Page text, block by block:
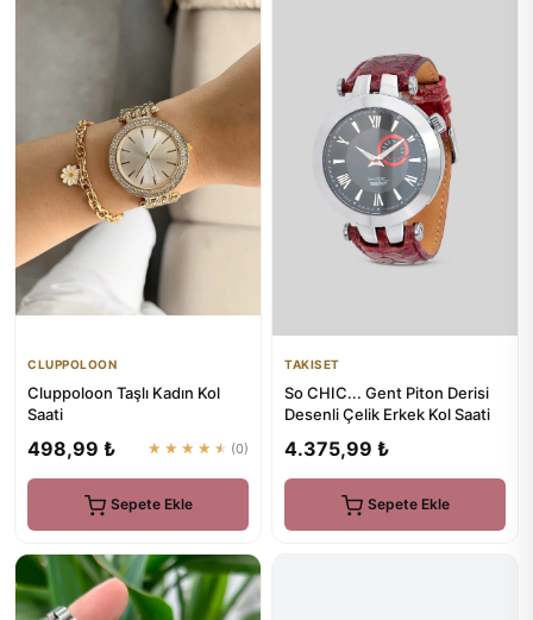
CLUPPOLOON
Cluppoloon Taşlı Kadın Kol
Saati
498,99 ₺ ★★★★★ (0)
Sepete Ekle
TAKISET
So CHIC... Gent Piton Derisi
Desenli Çelik Erkek Kol Saati
4.375,99 ₺
Sepete Ekle